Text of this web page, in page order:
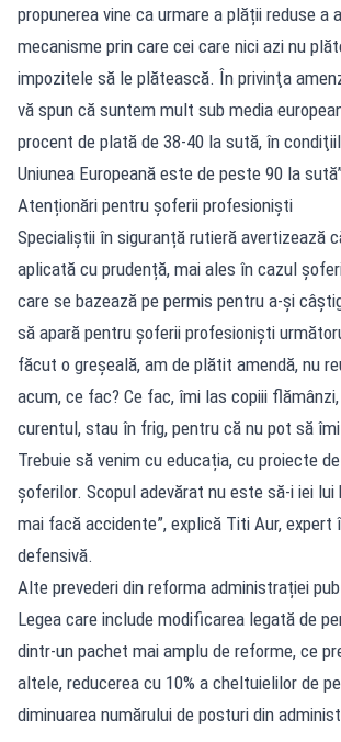
propunerea vine ca urmare a plății reduse a
mecanisme prin care cei care nici azi nu
impozitele să le plătească. În privinţa
vă spun că suntem mult sub media
procent de plată de 38-40 la sută, în
Uniunea Europeană este de peste 90 la
Atenționări pentru șoferii profesioniști
Specialiștii în siguranță rutieră avertizează
aplicată cu prudență, mai ales în cazul
care se bazează pe permis pentru a-și
să apară pentru șoferii profesioniști
făcut o greșeală, am de plătit amendă, nu
acum, ce fac? Ce fac, îmi las copiii
curentul, stau în frig, pentru că nu pot să
Trebuie să venim cu educația, cu proiecte
șoferilor. Scopul adevărat nu este să-i iei lui
mai facă accidente”, explică Titi Aur, expert
defensivă.
Alte prevederi din reforma administrației
Legea care include modificarea legată de
dintr-un pachet mai amplu de reforme, ce
altele, reducerea cu 10% a cheltuielilor de
diminuarea numărului de posturi din